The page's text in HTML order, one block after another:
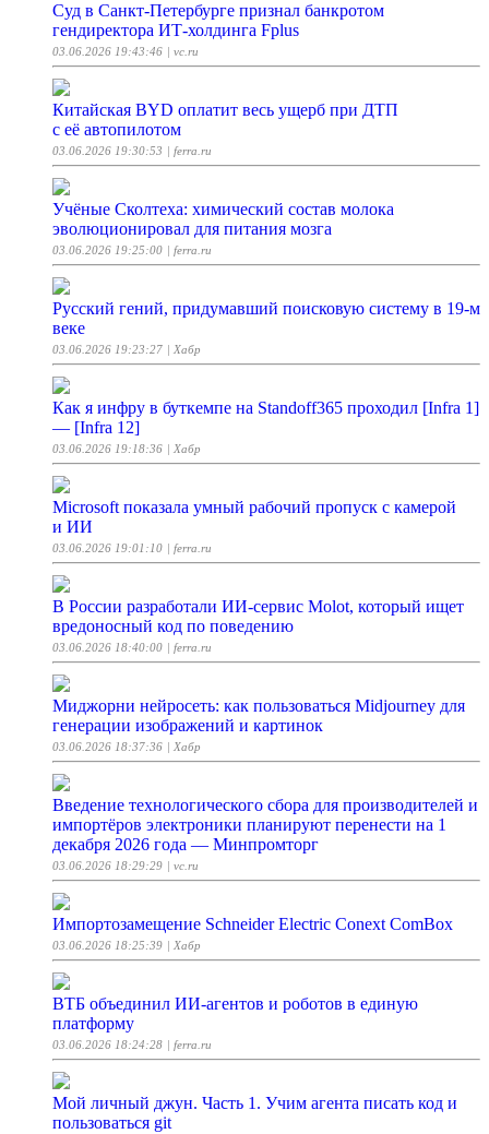
Суд в Санкт-Петербурге признал банкротом
гендиректора ИТ-холдинга Fplus
03.06.2026 19:43:46 | vc.ru
Китайская BYD оплатит весь ущерб при ДТП
с её автопилотом
03.06.2026 19:30:53 | ferra.ru
Учёные Сколтеха: химический состав молока
эволюционировал для питания мозга
03.06.2026 19:25:00 | ferra.ru
Русский гений, придумавший поисковую систему в 19-м
веке
03.06.2026 19:23:27 | Хабр
Как я инфру в буткемпе на Standoff365 проходил [Infra 1]
— [Infra 12]
03.06.2026 19:18:36 | Хабр
Microsoft показала умный рабочий пропуск с камерой
и ИИ
03.06.2026 19:01:10 | ferra.ru
В России разработали ИИ-сервис Molot, который ищет
вредоносный код по поведению
03.06.2026 18:40:00 | ferra.ru
Миджорни нейросеть: как пользоваться Midjourney для
генерации изображений и картинок
03.06.2026 18:37:36 | Хабр
Введение технологического сбора для производителей и
импортёров электроники планируют перенести на 1
декабря 2026 года — Минпромторг
03.06.2026 18:29:29 | vc.ru
Импортозамещение Schneider Electric Conext ComBox
03.06.2026 18:25:39 | Хабр
ВТБ объединил ИИ-агентов и роботов в единую
платформу
03.06.2026 18:24:28 | ferra.ru
Мой личный джун. Часть 1. Учим агента писать код и
пользоваться git